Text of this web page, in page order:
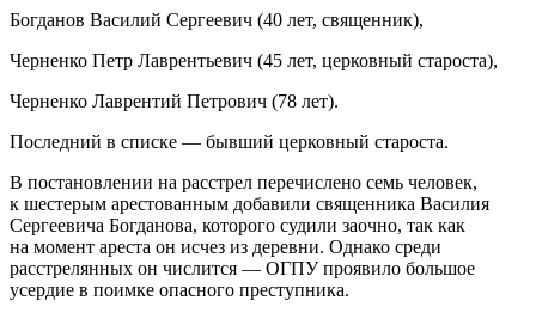
Богданов Василий Сергеевич (40 лет, священник),
Черненко Петр Лаврентьевич (45 лет, церковный староста),
Черненко Лаврентий Петрович (78 лет).
Последний в списке — бывший церковный староста.
В постановлении на расстрел перечислено семь человек,
к шестерым арестованным добавили священника Василия
Сергеевича Богданова, которого судили заочно, так как
на момент ареста он исчез из деревни. Однако среди
расстрелянных он числится — ОГПУ проявило большое
усердие в поимке опасного преступника.